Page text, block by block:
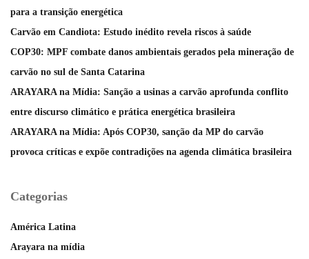
para a transição energética
Carvão em Candiota: Estudo inédito revela riscos à saúde
COP30: MPF combate danos ambientais gerados pela mineração de
carvão no sul de Santa Catarina
ARAYARA na Mídia: Sanção a usinas a carvão aprofunda conflito
entre discurso climático e prática energética brasileira
ARAYARA na Mídia: Após COP30, sanção da MP do carvão
provoca críticas e expõe contradições na agenda climática brasileira
Categorias
América Latina
Arayara na mídia